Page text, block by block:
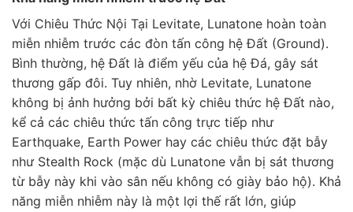
Với Chiêu Thức Nội Tại Levitate, Lunatone hoàn toàn
miễn nhiễm trước các đòn tấn công hệ Đất (Ground).
Bình thường, hệ Đất là điểm yếu của hệ Đá, gây sát
thương gấp đôi. Tuy nhiên, nhờ Levitate, Lunatone
không bị ảnh hưởng bởi bất kỳ chiêu thức hệ Đất nào,
kể cả các chiêu thức tấn công trực tiếp như
Earthquake, Earth Power hay các chiêu thức đặt bẫy
như Stealth Rock (mặc dù Lunatone vẫn bị sát thương
từ bẫy này khi vào sân nếu không có giày bảo hộ). Khả
năng miễn nhiễm này là một lợi thế rất lớn, giúp